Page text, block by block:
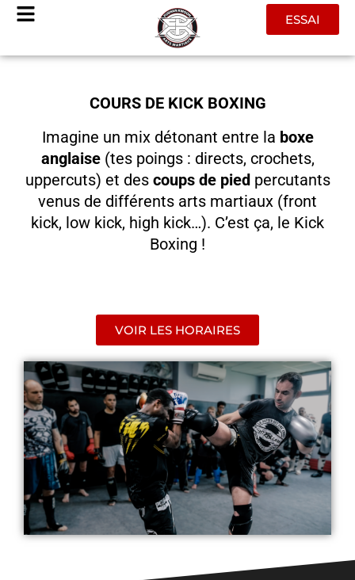
Aller
contenu
ESSAI
COURS DE KICK BOXING
Imagine un mix détonant entre la boxe
anglaise(tes poings : directs, crochets,
uppercuts) et des coups de piedpercutants
venus de différents arts martiaux (front
kick, low kick, high kick…). C’est ça, le Kick
Boxing !
VOIR LES HORAIRES